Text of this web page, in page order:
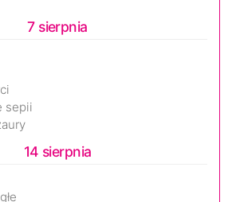
7 sierpnia
sepii
14 sierpnia